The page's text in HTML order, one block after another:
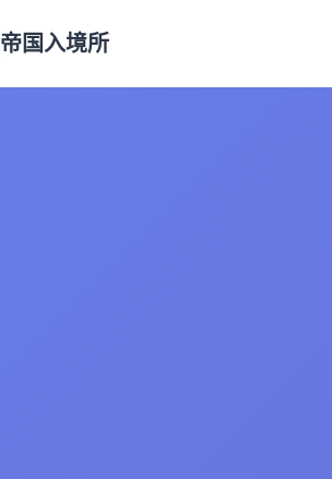
帝国入境所